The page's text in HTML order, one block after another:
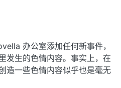
办公室添加任何新事件，
发生的色情内容。事实上，在
造一些色情内容似乎也是毫无